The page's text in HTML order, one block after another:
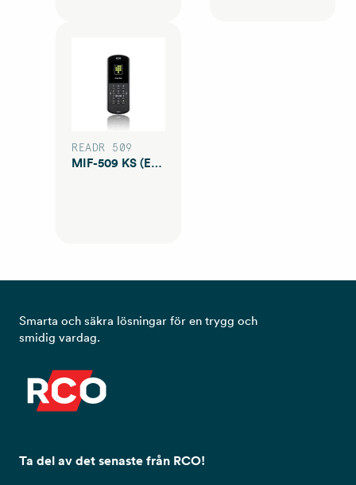
READR 509
MIF-509 KS (EJ TB-485)
Ta del av det senaste från RCO!
Smarta och säkra lösningar för en trygg och
smidig vardag.